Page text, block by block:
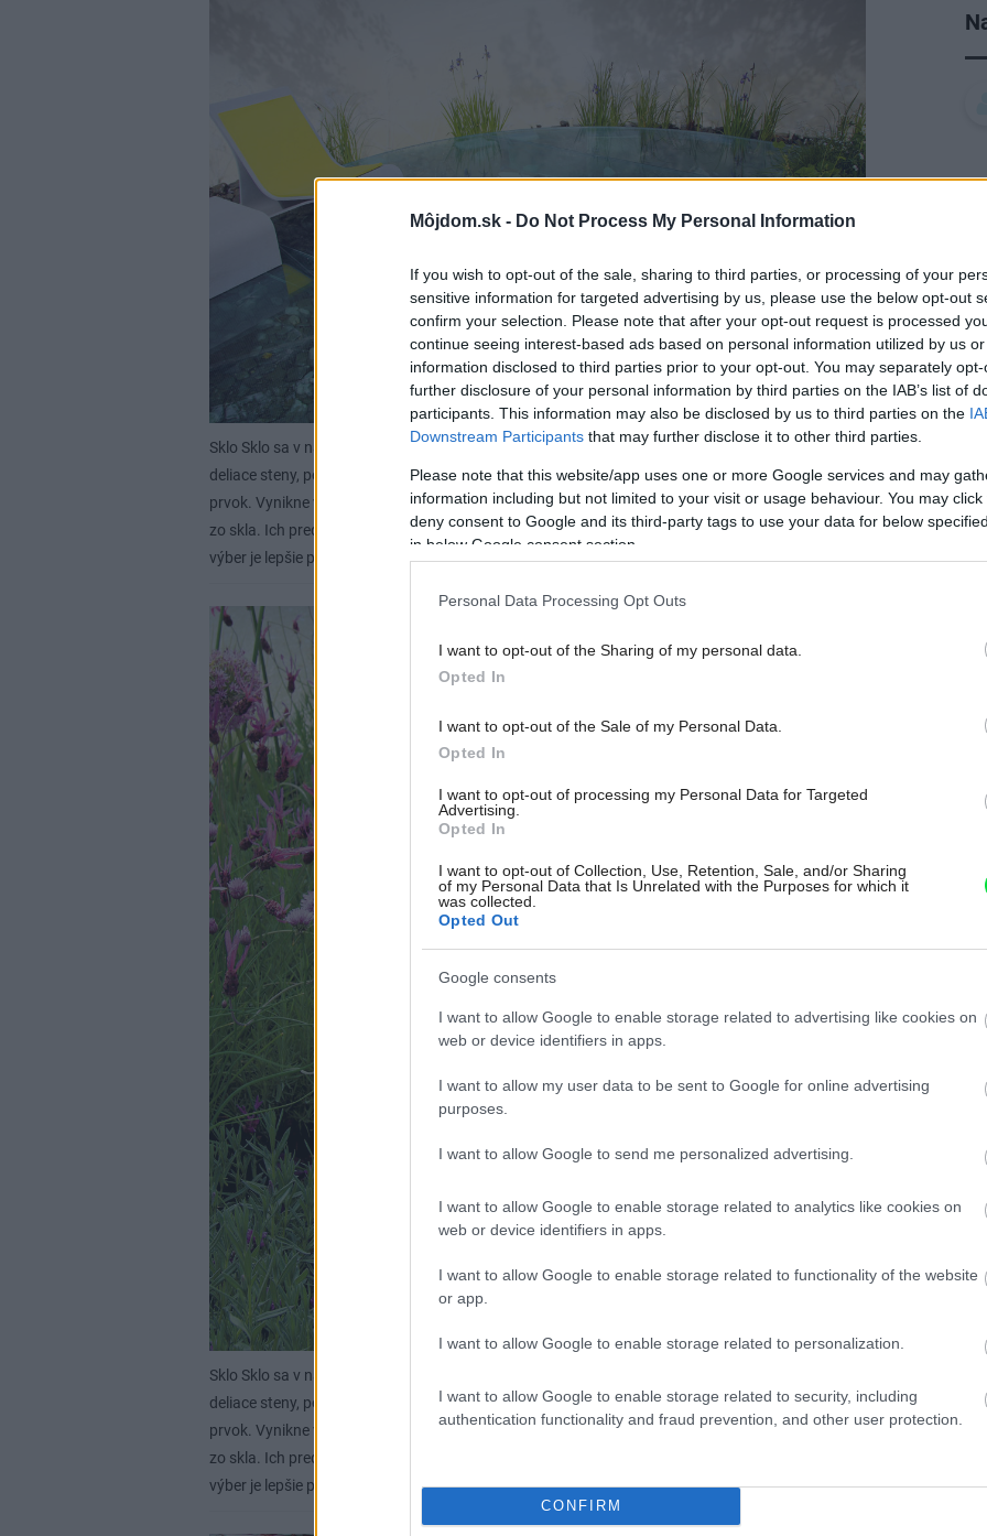
Môjdom.sk - Do Not Process My Personal Information
If you wish to opt-out of the sale, sharing to third parties, or processing of your
sensitive information for targeted advertising by us, please use the below opt-out
confirm your selection. Please note that after your opt-out request is processed
continue seeing interest-based ads based on personal information utilized by us
information disclosed to third parties prior to your opt-out. You may separately
further disclosure of your personal information by third parties on the IAB’s list of
participants. This information may also be disclosed by us to third parties on the
Downstream Participants that may further disclose it to other third parties.
Please note that this website/app uses one or more Google services and may
information including but not limited to your visit or usage behaviour. You may
deny consent to Google and its third-party tags to use your data for below
in below Google consent section.
Personal Data Processing Opt Outs
I want to opt-out of the Sharing of my personal data.
Opted In
I want to opt-out of the Sale of my Personal Data.
Opted In
I want to opt-out of processing my Personal Data for Targeted
Advertising.
Opted In
I want to opt-out of Collection, Use, Retention, Sale, and/or Sharing
of my Personal Data that Is Unrelated with the Purposes for which it
was collected.
Opted Out
Google consents
I want to allow Google to enable storage related to advertising like cookies on
web or device identifiers in apps.
I want to allow my user data to be sent to Google for online advertising
purposes.
I want to allow Google to send me personalized advertising.
I want to allow Google to enable storage related to analytics like cookies on
web or device identifiers in apps.
I want to allow Google to enable storage related to functionality of the website
or app.
I want to allow Google to enable storage related to personalization.
I want to allow Google to enable storage related to security, including
authentication functionality and fraud prevention, and other user protection.
CONFIRM
Sklo Sklo sa v našich záhradách využíva veľmi málo, čo je škoda, pretože možno z neho vytvoriť
deliace steny, použiť ho na dláždenie a rôzne premostenia, prípadne ho využiť ako dekoračný
prvok. Vynikne v moderných mestských záhradách. V súčasnosti začínajú byť populárne plastiky
zo skla. Ich prednosťou je stálosť a trvácnosť. Inštaláciu skla v záhrade a v podstate aj jeho
výber je lepšie prenechať na odborníka.
Daniel Košťál
Sklo Sklo sa v našich záhradách využíva veľmi málo, čo je škoda, pretože možno z neho vytvoriť
deliace steny, použiť ho na dláždenie a rôzne premostenia, prípadne ho využiť ako dekoračný
prvok. Vynikne v moderných mestských záhradách. V súčasnosti začínajú byť populárne plastiky
zo skla. Ich prednosťou je stálosť a trvácnosť. Inštaláciu skla v záhrade a v podstate aj jeho
výber je lepšie prenechať na odborníka.
Daniel Košťál